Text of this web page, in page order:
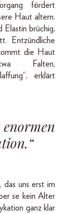
fördert
Haut altern.
Elastin brüchig,
Entzündliche
die Haut
Falten,
erklärt
das uns erst im
se kein Alter
ganz klar